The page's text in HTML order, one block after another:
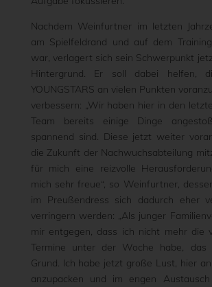
Nachdem Weinfurtner im letzten
am Spielfeldrand und auf dem
war, verlagert sich sein Schwerpunkt
Hintergrund. Er soll dabei helfen,
YOUNGSTARS an vielen Punkten
verbessern: „Wir haben hier in den
Team bereits einige Dinge
spannend sind. Diese jetzt weiter
die Zukunft der Nachwuchsabteilung
für mich eine reizvolle
mich sehr freue“, so Weinfurtner,
im Preußendress sich dadurch eher
verringern werden: „Als junger
mir entgegen, dass ich nicht mehr die
Termine unter der Woche habe,
Grund. Ich habe jetzt große Lust, hier
anzupacken und im engen